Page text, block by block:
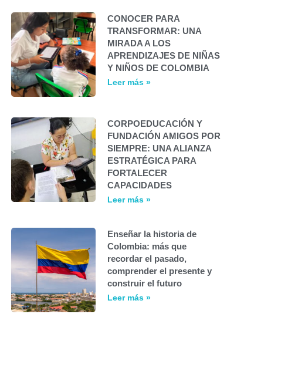
CONOCER PARA
TRANSFORMAR: UNA
MIRADA A LOS
APRENDIZAJES DE NIÑAS
Y NIÑOS DE COLOMBIA
Leer más »
CORPOEDUCACIÓN Y
FUNDACIÓN AMIGOS POR
SIEMPRE: UNA ALIANZA
ESTRATÉGICA PARA
FORTALECER
CAPACIDADES
Leer más »
Enseñar la historia de
Colombia: más que
recordar el pasado,
comprender el presente y
construir el futuro
Leer más »